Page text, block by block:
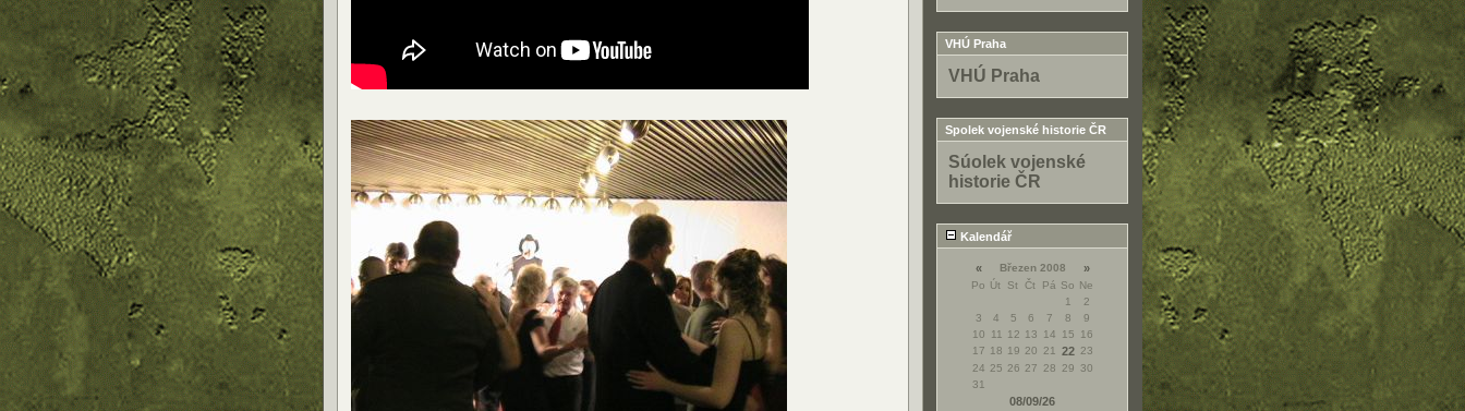
VHÚ Praha
VHÚ Praha
Spolek vojenské historie ČR
Súolek vojenské
historie ČR
Kalendář
« Březen 2008 »
Po Út St Čt Pá So Ne
1
2
3
4 5 6 7 8
9
10
11 12 13 14 15
16
17 18 19 20 21 22 23
24 25 26 27 28 29 30
31
08/09/26